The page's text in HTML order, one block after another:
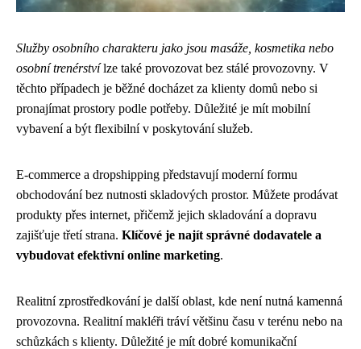
Služby osobního charakteru jako jsou masáže, kosmetika nebo
osobní trenérstvílze také provozovat bez stálé provozovny. V
těchto případech je běžné docházet za klienty domů nebo si
pronajímat prostory podle potřeby. Důležité je mít mobilní
vybavení a být flexibilní v poskytování služeb.
E-commerce a dropshipping představují moderní formu
obchodování bez nutnosti skladových prostor. Můžete prodávat
produkty přes internet, přičemž jejich skladování a dopravu
zajišťuje třetí strana. Klíčové je najít správné dodavatele a
vybudovat efektivní online marketing.
Realitní zprostředkování je další oblast, kde není nutná kamenná
provozovna. Realitní makléři tráví většinu času v terénu nebo na
schůzkách s klienty. Důležité je mít dobré komunikační